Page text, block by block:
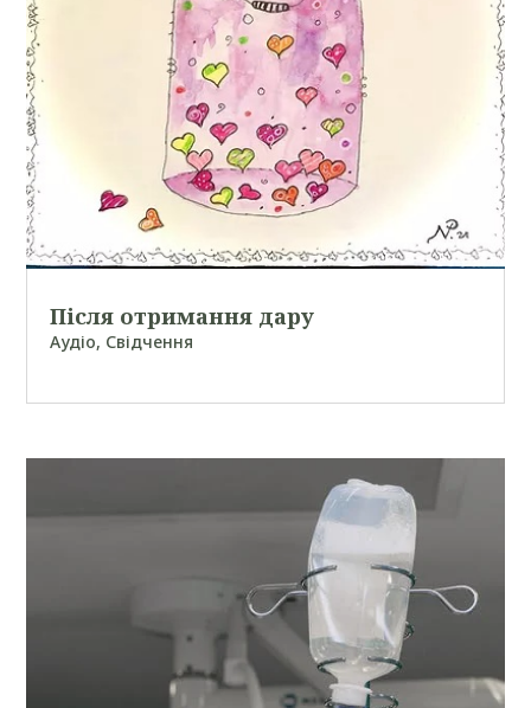
Після отримання дару
Аудіо, Свідчення